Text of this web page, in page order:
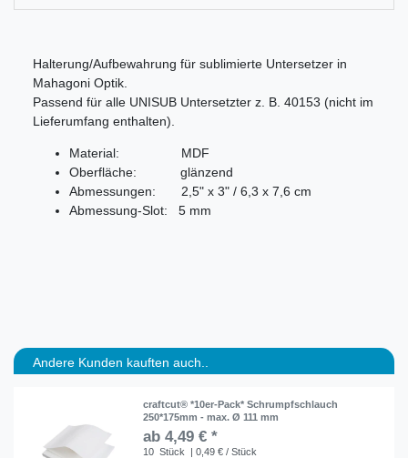
Halterung/Aufbewahrung für sublimierte Untersetzer in
Mahagoni Optik.
Passend für alle UNISUB Untersetzter z. B. 40153 (nicht im
Lieferumfang enthalten).
Material: MDF
Oberfläche: glänzend
Abmessungen: 2,5" x 3" / 6,3 x 7,6 cm
Abmessung-Slot: 5 mm
Andere Kunden kauften auch..
craftcut® *10er-Pack* Schrumpfschlauch
250*175mm - max. Ø 111 mm
ab 4,49 € *
10 Stück | 0,49 € / Stück